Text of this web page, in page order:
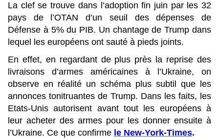
La clef se trouve dans l’adoption fin juin par les 32
pays de l’OTAN d’un seuil des dépenses de
Défense à 5% du PIB. Un chantage de Trump dans
lequel les européens ont sauté à pieds joints.
En effet, en regardant de plus près la reprise des
livraisons d’armes américaines à l’Ukraine, on
observe en réalité un schéma plus subtil que les
annonces tonitruantes de Trump. Dans les faits, les
Etats-Unis autorisent avant tout les européens à
leur acheter des armes pour les donner ensuite à
l’Ukraine. Ce que confirme le New-York-Times.